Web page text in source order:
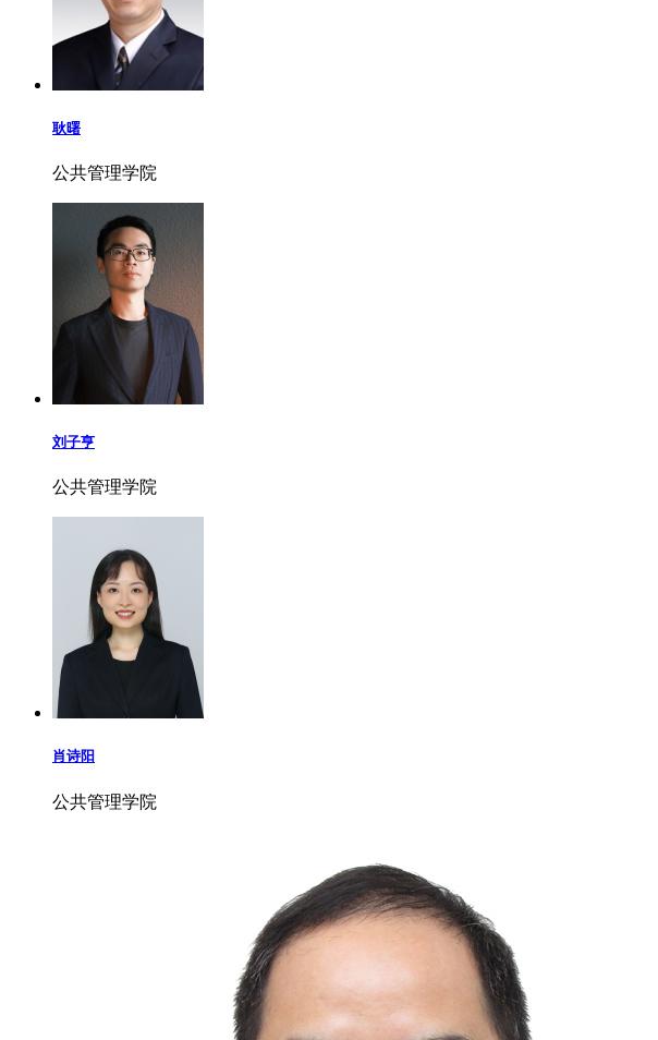
耿曙
公共管理学院
刘子亨
公共管理学院
肖诗阳
公共管理学院